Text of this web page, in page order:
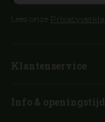
Lees onze
Klantenservice
Info &